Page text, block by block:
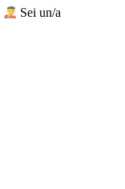
Sei un/a